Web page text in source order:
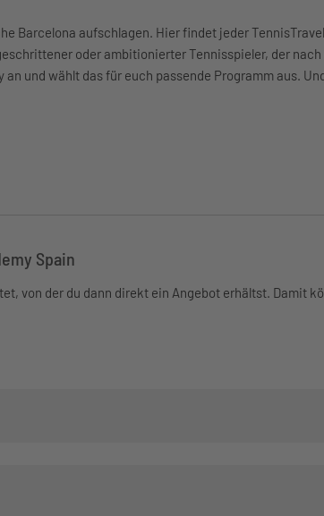
Barcelona aufschlagen. Hier findet jeder
oder ambitionierter Tennisspieler, der
und wählt das für euch passende Programm aus.
Spain
von der du dann direkt ein Angebot erhältst. Damit